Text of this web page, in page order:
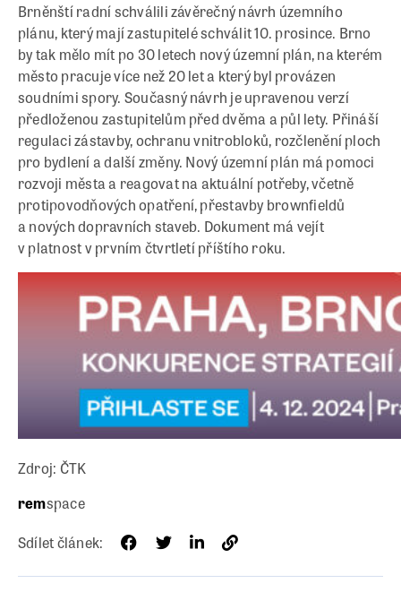
Brněnští radní schválili závěrečný návrh územního
plánu, který mají zastupitelé schválit 10. prosince. Brno
by tak mělo mít po 30 letech nový územní plán, na kterém
město pracuje více než 20 let a který byl provázen
soudními spory. Současný návrh je upravenou verzí
předloženou zastupitelům před dvěma a půl lety. Přináší
regulaci zástavby, ochranu vnitrobloků, rozčlenění ploch
pro bydlení a další změny. Nový územní plán má pomoci
rozvoji města a reagovat na aktuální potřeby, včetně
protipovodňových opatření, přestavby brownfieldů
a nových dopravních staveb. Dokument má vejít
v platnost v prvním čtvrtletí příštího roku.
Zdroj: ČTK
remspace
Sdílet článek: